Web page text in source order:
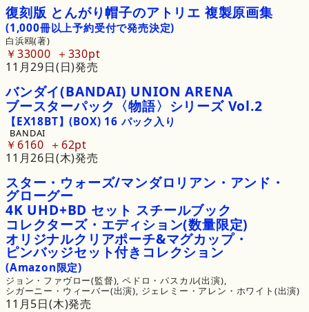
復刻版 とんがり帽子のアトリエ 複製原画集
(1,000冊以上予約受付で発売決定)
白浜鴎(著)
￥33000
330pt
11月29日(日)発売
バンダイ(BANDAI) UNION ARENA
ブースターパック 〈物語〉 シリーズ Vol.2
【EX18BT】(BOX) 16 パック入り
BANDAI
￥6160
62pt
11月26日(木)発売
スター・ ウォーズ/マンダロリアン・ アンド・
グローグー
4K UHD+BD セット スチールブック
コレクターズ・ エディション(数量限定)
オリジナルクリアポーチ&マグカップ・
ピンバッジセット付き コレクション
(Amazon限定)
ジョン・ファヴロー(監督), ペドロ・パスカル(出演),
シガーニー・ウィーバー(出演), ジェレミー・アレン・ホワイト(出演)
11月5日(木)発売